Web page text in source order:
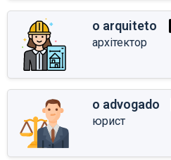
o arquiteto
архітектор
o advogado
юрист